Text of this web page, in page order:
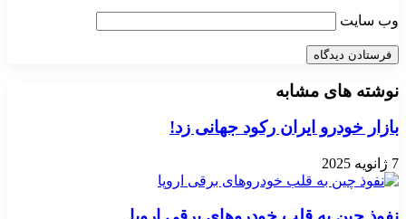
سایت
های مشابه
خودرو ایران رکود جهانی زد!